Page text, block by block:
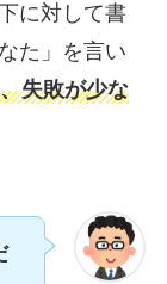
に対して書
た」を言い
失敗が少な